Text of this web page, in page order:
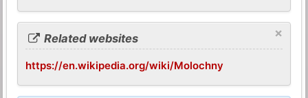
×
Related websites
https://en.wikipedia.org/wiki/Molochny